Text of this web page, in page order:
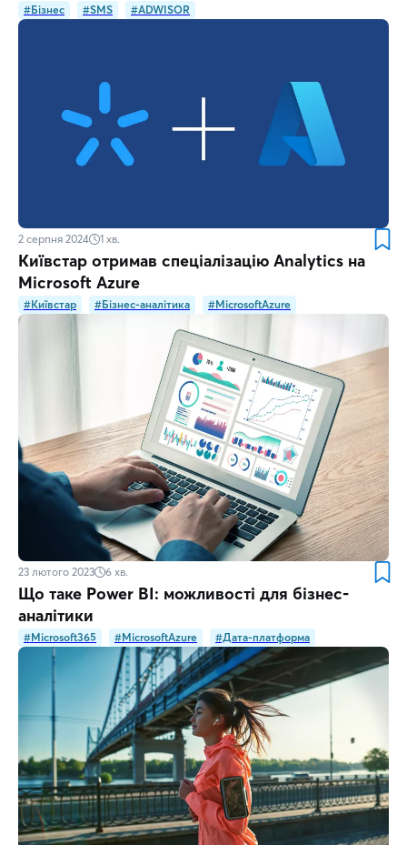
#Бізнес #SMS #ADWISOR
2 серпня 2024 1 хв.
Київстар отримав спеціалізацію Analytics на
Microsoft Azure
#Київстар #Бізнес-аналітика #MicrosoftAzure
23 лютого 2023 6 хв.
Що таке Power BI: можливості для бізнес-
аналітики
#Microsoft365 #MicrosoftAzure #Дата-платформа